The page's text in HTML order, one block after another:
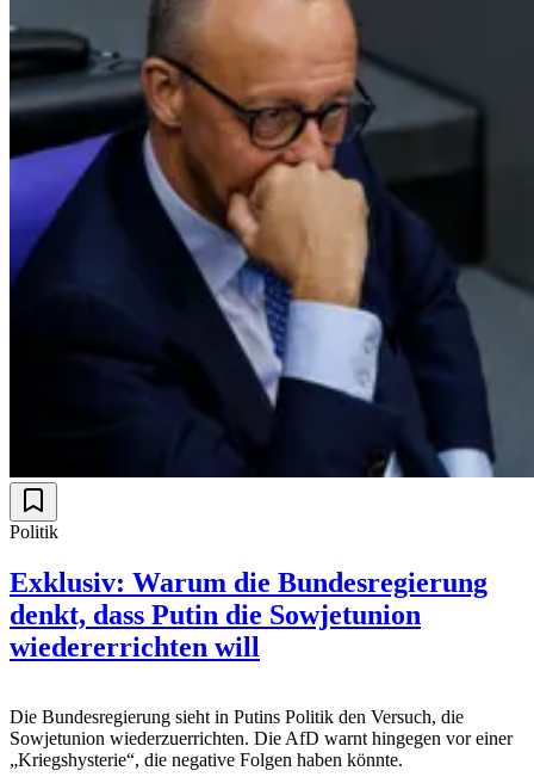
Politik
Exklusiv: Warum die Bundesregierung
denkt, dass Putin die Sowjetunion
wiedererrichten will
Die Bundesregierung sieht in Putins Politik den Versuch, die
Sowjetunion wiederzuerrichten. Die AfD warnt hingegen vor einer
„Kriegshysterie“, die negative Folgen haben könnte.